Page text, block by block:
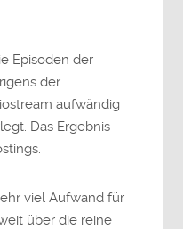
Episoden der
der
aufwändig
Das Ergebnis
viel Aufwand für
über die reine